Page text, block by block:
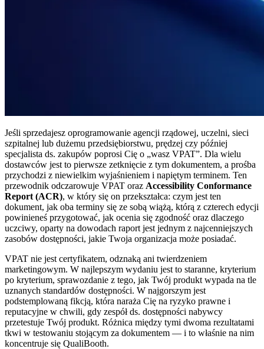
Jeśli sprzedajesz oprogramowanie agencji rządowej, uczelni, sieci
szpitalnej lub dużemu przedsiębiorstwu, prędzej czy później
specjalista ds. zakupów poprosi Cię o „wasz VPAT”. Dla wielu
dostawców jest to pierwsze zetknięcie z tym dokumentem, a prośba
przychodzi z niewielkim wyjaśnieniem i napiętym terminem. Ten
przewodnik odczarowuje VPAT oraz Accessibility Conformance
Report (ACR), w który się on przekształca: czym jest ten
dokument, jak oba terminy się ze sobą wiążą, którą z czterech edycji
powinieneś przygotować, jak ocenia się zgodność oraz dlaczego
uczciwy, oparty na dowodach raport jest jednym z najcenniejszych
zasobów dostępności, jakie Twoja organizacja może posiadać.
VPAT nie jest certyfikatem, odznaką ani twierdzeniem
marketingowym. W najlepszym wydaniu jest to staranne, kryterium
po kryterium, sprawozdanie z tego, jak Twój produkt wypada na tle
uznanych standardów dostępności. W najgorszym jest
podstemplowaną fikcją, która naraża Cię na ryzyko prawne i
reputacyjne w chwili, gdy zespół ds. dostępności nabywcy
przetestuje Twój produkt. Różnica między tymi dwoma rezultatami
tkwi w testowaniu stojącym za dokumentem — i to właśnie na nim
koncentruje się QualiBooth.